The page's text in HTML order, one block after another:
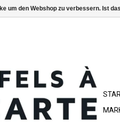
um den Webshop zu verbessern. Ist